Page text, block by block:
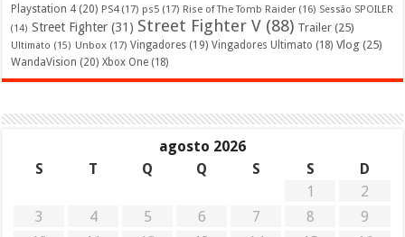
Playstation 4 (20) PS4(17) ps5 (17) Rise of The Tomb Raider (16) Sessão SPOILER
(14) Street Fighter (31) Street Fighter V (88) Trailer (25)
Ultimato (15) Unbox (17) Vingadores (19) Vingadores Ultimato (18) Vlog (25)
WandaVision (20) Xbox One (18)
agosto 2026
S
T Q Q S S
D
1
2
3
4 5 6 7 8
9